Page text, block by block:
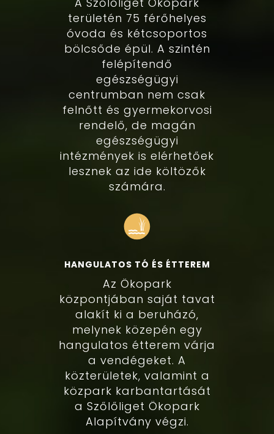
területén 75 férőhelyes
óvoda és kétcsoportos
bölcsőde épül. A szintén
felépítendő
egészségügyi
centrumban nem csak
felnőtt és gyermekorvosi
rendelő, de magán
egészségügyi
intézmények is elérhetőek
lesznek az ide költözők
számára.
HANGULATOS TÓ ÉS ÉTTEREM
Az Ökopark
központjában saját tavat
alakít ki a beruházó,
melynek közepén egy
hangulatos étterem várja
a vendégeket. A
közterületek, valamint a
közpark karbantartását
a Szőlőliget Ökopark
Alapítvány végzi.